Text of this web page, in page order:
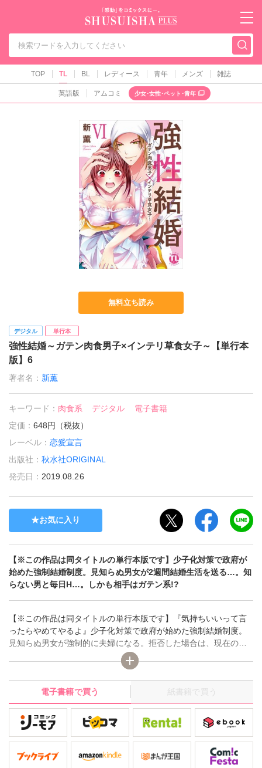
秋水社PLUS（テ
TOP TL BL レディース 青年 メンズ 雑誌
英語版 アムコミ 少女･女性･ペット･青年
無料立ち読み
デジタル 単行本
強性結婚～ガテン肉食男子×インテリ草食女子～【単行本
版】6
著者名： 新薫
キーワード： 肉食系 デジタル
電子書籍
定価：648円（税抜）
レーベル：恋愛宣言
出版社：秋水社ORIGINAL
発売日： 2019.08.26
お気に入り
【※この作品は同タイトルの単行本版です】少子化対策で政府が
始めた強制結婚制度。見知らぬ男女が2週間結婚生活を送る…。知
らない男と毎日H…。しかも相手はガテン系!?
【※この作品は同タイトルの単行本版です】『気持ちいいって言
ったらやめてやるよ』少子化対策で政府が始めた強制結婚制度。
見知らぬ男女が強制的に夫婦になる。拒否した場合は、現在の仕
事を失い罰金200万円。こんなことで、仕事はやめられない。2週
間生活を共にして、相性が合わなければ仕事と罰金はチャラにな
る。こうなったら、私の身体で誘惑して、相手に何でも言うこと
を聞かせるようにするしかない!! Hは一回しかしたことないけ
ど…。私の相手はガテン系のチャラ男。こんな男だったら、何で
も言うことを聞くはず。と、思ってHに誘ったら、無理矢理押さえ
つけてやられたり、一晩で何回もやられたり、信じられないとこ
ろを舐められたり…。何回もイカされたり…。私、2週間で何回イ
カされちゃうんだろう…。
電子書籍で買う 紙書籍で買う